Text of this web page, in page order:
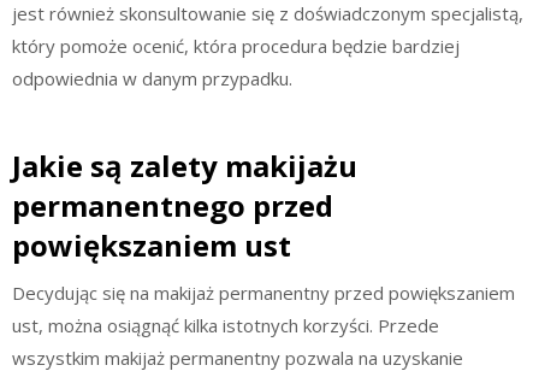
jest również skonsultowanie się z doświadczonym specjalistą,
który pomoże ocenić, która procedura będzie bardziej
odpowiednia w danym przypadku.
Jakie są zalety makijażu
permanentnego przed
powiększaniem ust
Decydując się na makijaż permanentny przed powiększaniem
ust, można osiągnąć kilka istotnych korzyści. Przede
wszystkim makijaż permanentny pozwala na uzyskanie